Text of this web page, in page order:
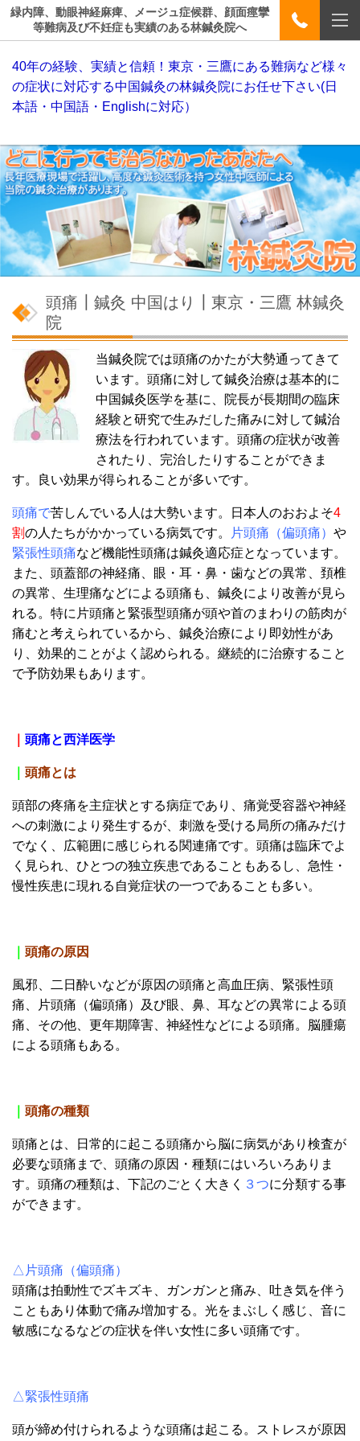
緑内障、動眼神経麻痺、メージュ症候群、顔面痙攣
等難病及び不妊症も実績のある林鍼灸院へ
40年の経験、実績と信頼！東京・三鷹にある難病など様々
の症状に対応する中国鍼灸の林鍼灸院にお任せ下さい(日
本語・中国語・Englishに対応）
頭痛┃鍼灸 中国はり┃東京・三鷹 林鍼灸
院
当鍼灸院では頭痛のかたが大勢通ってきて
います。頭痛に対して鍼灸治療は基本的に
中国鍼灸医学を基に、院長が長期間の臨床
経験と研究で生みだした痛みに対して鍼治
療法を行われています。頭痛の症状が改善
されたり、完治したりすることができま
す。良い効果が得られることが多いです。
頭痛で苦しんでいる人は大勢います。日本人のおおよそ4
割の人たちがかかっている病気です。 片頭痛（偏頭痛） や
緊張性頭痛など機能性頭痛は鍼灸適応症となっています。
また、頭蓋部の神経痛、眼・耳・鼻・歯などの異常、頚椎
の異常、生理痛などによる頭痛も、鍼灸により改善が見ら
れる。特に片頭痛と緊張型頭痛が頭や首のまわりの筋肉が
痛むと考えられているから、鍼灸治療により即効性があ
り、効果的ことがよく認められる。継続的に治療すること
で予防効果もあります。
頭痛と西洋医学
頭痛とは
頭部の疼痛を主症状とする病症であり、痛覚受容器や神経
への刺激により発生するが、刺激を受ける局所の痛みだけ
でなく、広範囲に感じられる関連痛です。頭痛は臨床でよ
く見られ、ひとつの独立疾患であることもあるし、急性・
慢性疾患に現れる自覚症状の一つであることも多い。
頭痛の原因
風邪、二日酔いなどが原因の頭痛と高血圧病、緊張性頭
痛、片頭痛（偏頭痛）及び眼、鼻、耳などの異常による頭
痛、その他、更年期障害、神経性などによる頭痛。脳腫瘍
による頭痛もある。
頭痛の種類
頭痛とは、日常的に起こる頭痛から脳に病気があり検査が
必要な頭痛まで、頭痛の原因・種類にはいろいろありま
す。頭痛の種類は、下記のごとく大きく ３つに分類する事
ができます。
△片頭痛（偏頭痛）
頭痛は拍動性でズキズキ、ガンガンと痛み、吐き気を伴う
こともあり体動で痛み増加する。光をまぶしく感じ、音に
敏感になるなどの症状を伴い女性に多い頭痛です。
△緊張性頭痛
頭が締め付けられるような頭痛は起こる。ストレスが原因